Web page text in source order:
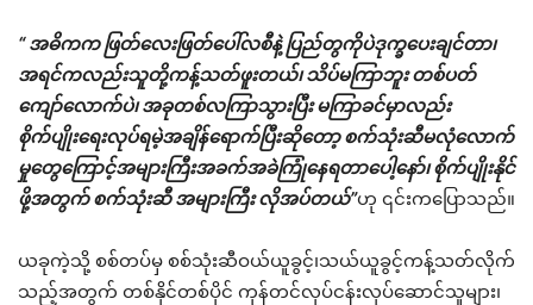
“ အဓိကက ဖြတ်လေးဖြတ်ပေါ်လစီနဲ့ ပြည်တွကိုပဲဒုက္ခပေးချင်တာ၊
အရင်ကလည်းသူတို့ကန့်သတ်ဖူးတယ်၊ သိပ်မကြာဘူး တစ်ပတ်
ကျော်လောက်ပဲ၊ အခုတစ်လကြာသွားပြီး မကြာခင်မှာလည်း
စိုက်ပျိုးရေးလုပ်ရမဲ့အချိန်ရောက်ပြီးဆိုတော့ စက်သုံးဆီမလုံလောက်
မှုတွေကြောင့်အများကြီးအခက်အခဲကြုံနေရတာပေါ့နော်၊ စိုက်ပျိုးနိုင်
ဖို့အတွက် စက်သုံးဆီ အများကြီး လိုအပ်တယ်”ဟု ၎င်းကပြောသည်။
ယခုကဲ့သို့ စစ်တပ်မှ စစ်သုံးဆီဝယ်ယူခွင့်၊သယ်ယူခွင့်ကန့်သတ်လိုက်
သည့်အတွက် တစ်နိုင်တစ်ပိုင် ကုန်တင်လုပ်ငန်းလုပ်ဆောင်သူများ၊